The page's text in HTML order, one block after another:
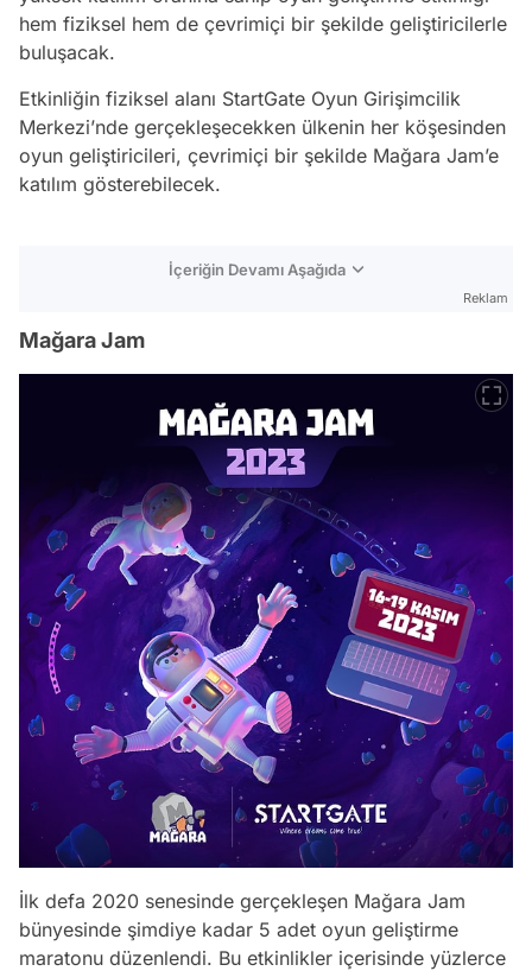
hem fiziksel hem de çevrimiçi bir şekilde geliştiricilerle
buluşacak.
Etkinliğin fiziksel alanı StartGate Oyun Girişimcilik
Merkezi’nde gerçekleşecekken ülkenin her köşesinden
oyun geliştiricileri, çevrimiçi bir şekilde Mağara Jam’e
katılım gösterebilecek.
İçeriğin Devamı Aşağıda
Reklam
Mağara Jam
İlk defa 2020 senesinde gerçekleşen Mağara Jam
bünyesinde şimdiye kadar 5 adet oyun geliştirme
maratonu düzenlendi. Bu etkinlikler içerisinde yüzlerce